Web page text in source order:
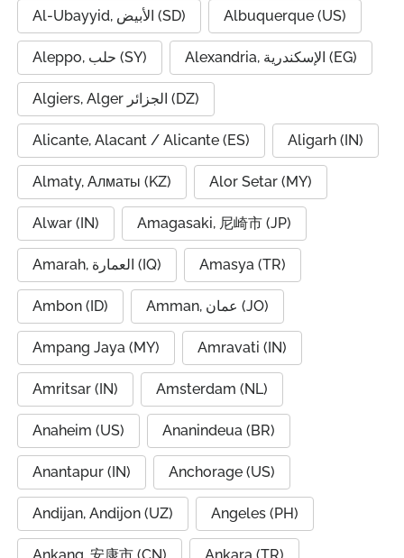
Al-Ubayyid, الأبيض (SD) Albuquerque (US)
Aleppo, حلب (SY) Alexandria, الإسكندرية (EG)
Algiers, Alger الجزائر (DZ)
Alicante, Alacant / Alicante (ES) Aligarh (IN)
Almaty, Алматы (KZ) Alor Setar (MY)
Alwar (IN) Amagasaki, 尼崎市 (JP)
Amarah, العمارة (IQ) Amasya (TR)
Ambon (ID) Amman, عمان (JO)
Ampang Jaya (MY) Amravati (IN)
Amritsar (IN) Amsterdam (NL)
Anaheim (US) Ananindeua (BR)
Anantapur (IN) Anchorage (US)
Andijan, Andijon (UZ) Angeles (PH)